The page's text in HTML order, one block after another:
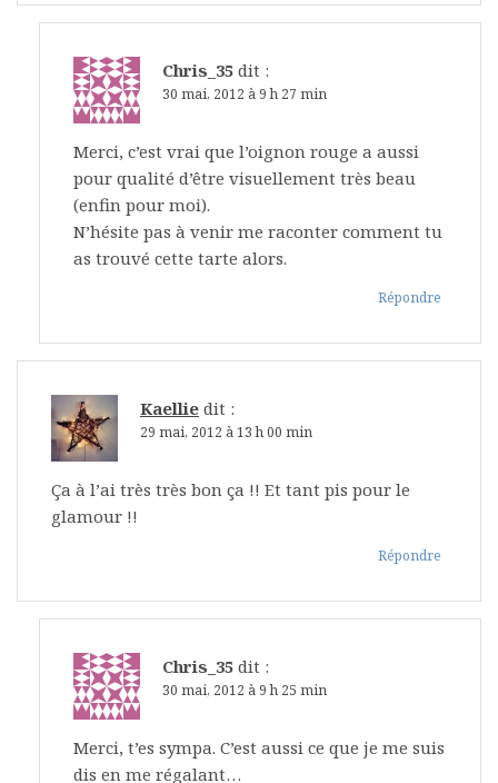
Chris_35 dit :
30 mai, 2012 à 9 h 27 min
Merci, c’est vrai que l’oignon rouge a aussi
pour qualité d’être visuellement très beau
(enfin pour moi).
N’hésite pas à venir me raconter comment tu
as trouvé cette tarte alors.
Répondre
Kaellie dit :
29 mai, 2012 à 13 h 00 min
Ça à l’ai très très bon ça !! Et tant pis pour le
glamour !!
Répondre
Chris_35 dit :
30 mai, 2012 à 9 h 25 min
Merci, t’es sympa. C’est aussi ce que je me suis
dis en me régalant…